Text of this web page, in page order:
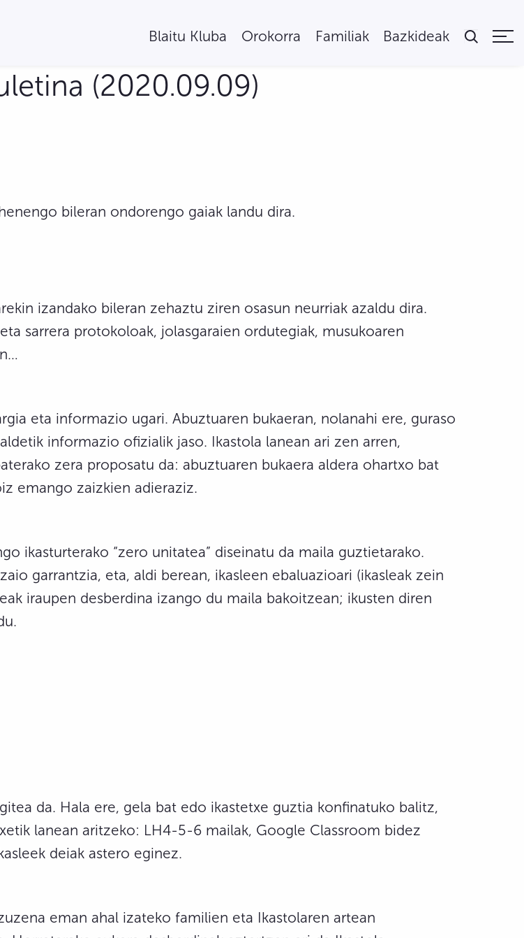
Blaitu Kluba Orokorra Familiak Bazkideak
(2020.09.09)
bileran ondorengo gaiak landu dira.
izandako bileran zehaztu ziren osasun neurriak azaldu dira.
sarrera protokoloak, jolasgaraien ordutegiak, musukoaren
eta informazio ugari. Abuztuaren bukaeran, nolanahi ere, guraso
informazio ofizialik jaso. Ikastola lanean ari zen arren,
zera proposatu da: abuztuaren bukaera aldera ohartxo bat
emango zaizkien adieraziz.
ikasturterako “zero unitatea” diseinatu da maila guztietarako.
garrantzia, eta, aldi berean, ikasleen ebaluazioari (ikasleak zein
iraupen desberdina izango du maila bakoitzean; ikusten diren
da. Hala ere, gela bat edo ikastetxe guztia konfinatuko balitz,
lanean aritzeko: LH4-5-6 mailak, Google Classroom bidez
deiak astero eginez.
eman ahal izateko familien eta Ikastolaren artean